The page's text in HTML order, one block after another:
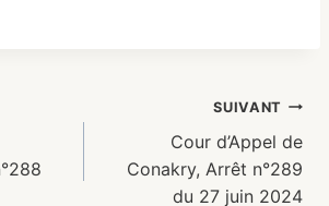
SUIVANT
Cour d’Appel de
Conakry, Arrêt n°289
du 27 juin 2024